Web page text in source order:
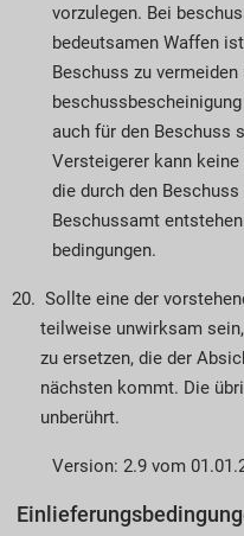
vorzulegen. Bei
bedeutsamen Waffen
Beschuss zu
auch für den Beschuss
Ver­steigerer kann
die durch den
Beschussamt
bedingungen.
Sollte eine der
teilweise unwirksam
zu ersetzen, die der
nächsten kommt. Die
unberührt.
Version: 2.9 vom